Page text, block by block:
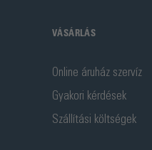
VÁSÁRLÁS
Online áruház szervíz
Gyakori kérdések
Szállítási költségek